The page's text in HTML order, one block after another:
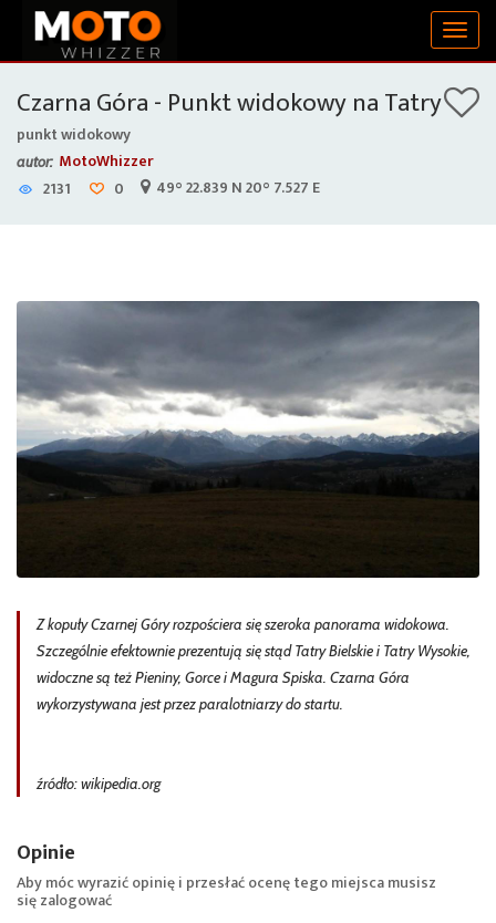
Czarna Góra - Punkt widokowy na Tatry
punkt widokowy
autor: MotoWhizzer
2131
0 49° 22.839 N 20° 7.527 E
Z kopuły Czarnej Góry rozpościera się szeroka panorama widokowa.
Szczególnie efektownie prezentują się stąd Tatry Bielskie i Tatry Wysokie,
widoczne są też Pieniny, Gorce i Magura Spiska. Czarna Góra
wykorzystywana jest przez paralotniarzy do startu.
źródło: wikipedia.org
Opinie
Aby móc wyrazić opinię i przesłać ocenę tego miejsca musisz
sięzalogować